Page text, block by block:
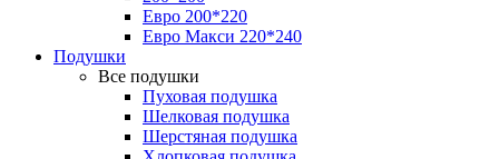
Евро 200*220
Евро Макси 220*240
Подушки
Все подушки
Пуховая подушка
Шелковая подушка
Шерстяная подушка